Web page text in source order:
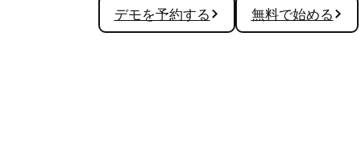
デモを予約する 無料で始める